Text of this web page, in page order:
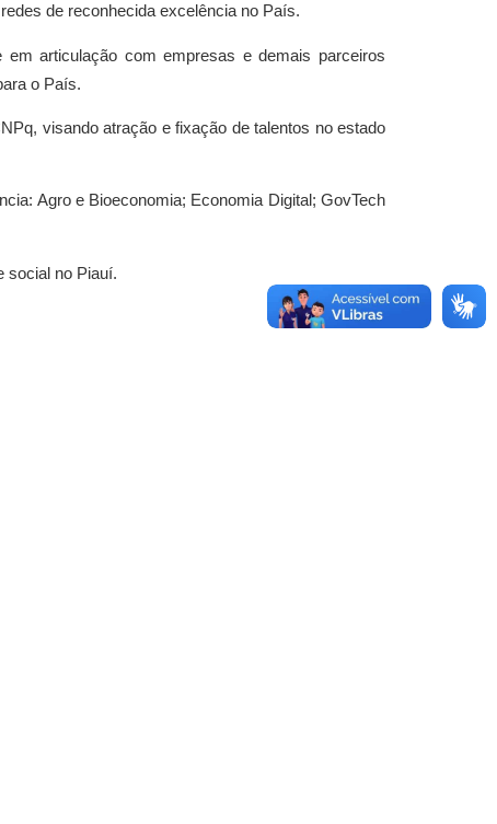
de reconhecida excelência no País.
articulação com empresas e demais parceiros
o País.
visando atração e fixação de talentos no estado
Agro e Bioeconomia; Economia Digital; GovTech
social no Piauí.